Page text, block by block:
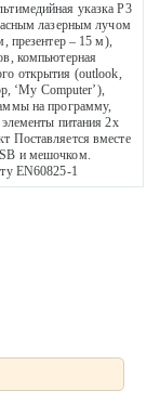
указка P3
лазерным лучом
презентер – 15 м),
компьютерная
открытия (outlook,
‘My Computer’),
на программу,
питания 2x
Поставляется вместе
и мешочком.
EN60825-1